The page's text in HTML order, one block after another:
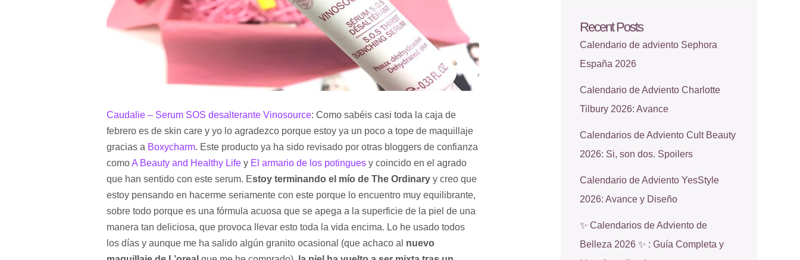
Caudalie – Serum SOS desalterante Vinosource: Como sabéis casi toda la caja de
febrero es de skin care y yo lo agradezco porque estoy ya un poco a tope de maquillaje
gracias a Boxycharm. Este producto ya ha sido revisado por otras bloggers de confianza
comoA Beauty and Healthy Lifey El armario de los potinguesy coincido en el agrado
que han sentido con este serum. Estoy terminando el mío de The Ordinaryy creo que
estoy pensando en hacerme seriamente con este porque lo encuentro muy equilibrante,
sobre todo porque es una fórmula acuosa que se apega a la superficie de la piel de una
manera tan deliciosa, que provoca llevar esto toda la vida encima. Lo he usado todos
los días y aunque me ha salido algún granito ocasional (que achaco al nuevo
Recent Posts
Calendario de adviento Sephora
España 2026
Calendario de Adviento Charlotte
Tilbury 2026: Avance
Calendarios de Adviento Cult Beauty
2026: Si, son dos. Spoilers
Calendario de Adviento YesStyle
2026: Avance y Diseño
✨ Calendarios de Adviento de
Belleza 2026 ✨ : Guía Completa y